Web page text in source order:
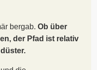
bergab. Ob über
der Pfad ist relativ